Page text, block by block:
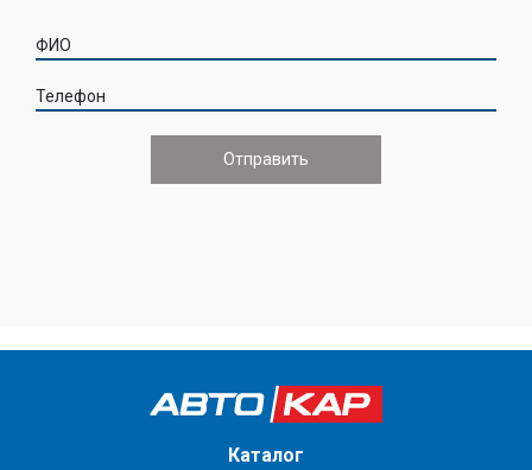
ФИО
Телефон
Каталог